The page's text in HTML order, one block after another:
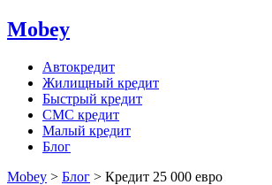
Mobey
Автокредит
Жилищный кредит
Быстрый кредит
СМС кредит
Малый кредит
Блог
Mobey > Блог > Кредит 25 000 евро